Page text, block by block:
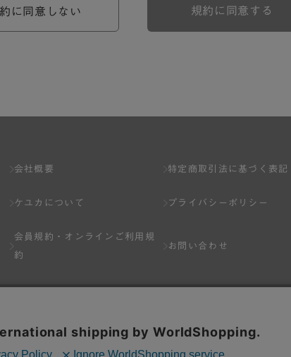
を構成するものとします。
、個別規定において特段の定めなき限り、個別規定の定めが
ページへの入力、または弊社が別途指定する方法に従って提
人で２アカウント以上を登録したと弊社が合理的な理由に基
のいずれかの事由に該当する場合は、その登録を拒否し、ま
ている場合。
に同意しない 規約に同意する
会社概要
ケユカについて
会員規約・
オンラインご利用規
約
Q&A
特定商取引法に基づく表記
プライバシーポリシー
お問い合わせ